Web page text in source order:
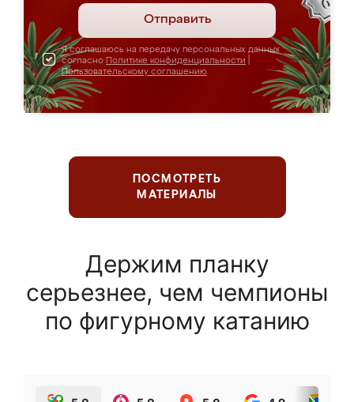
Отправить
Я соглашаюсь на передачу персональных данных
согласно Политике конфиденциальности
Пользовательскому соглашению
ПОСМОТРЕТЬ
МАТЕРИАЛЫ
Держим планку
серьезнее, чем чемпионы
по фигурному катанию